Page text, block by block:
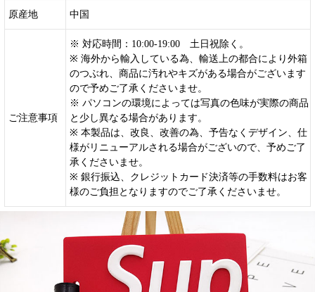
原産地 中国
ご注意事項
※ 対応時間：10:00-19:00 土日祝除く。
※ 海外から輸入している為、輸送上の都合により外箱
のつぶれ、商品に汚れやキズがある場合がございます
ので予めご了承くださいませ。
※ パソコンの環境によっては写真の色味が実際の商品
と少し異なる場合があります。
※ 本製品は、改良、改善の為、予告なくデザイン、仕
様がリニューアルされる場合がございので、予めご了
承くださいませ。
※ 銀行振込、クレジットカード決済等の手数料はお客
様のご負担となりますのでご了承くださいませ。